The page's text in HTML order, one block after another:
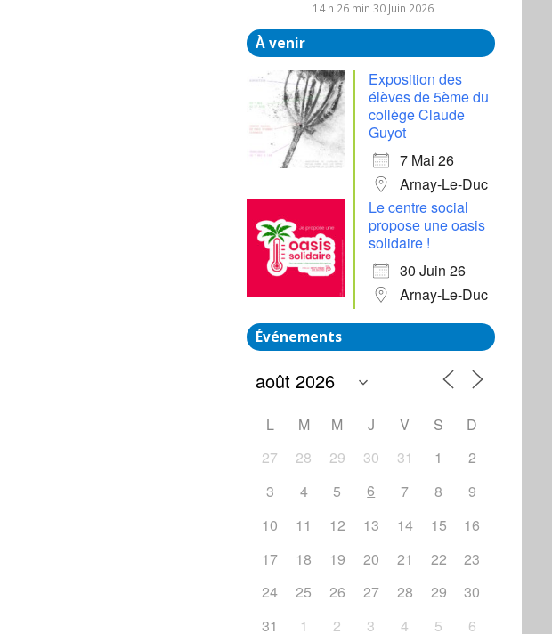
14 h 26 min 30 Juin 2026
À venir
Exposition des
élèves de 5ème du
collège Claude
Guyot
7 Mai 26
Arnay-Le-Duc
Le centre social
propose une oasis
solidaire !
30 Juin 26
Arnay-Le-Duc
Événements
L M M J V S
D
27
28 29 30 31 1
2
3
4 5 6 7 8
9
10
11 12 13 14 15
16
17
18 19 20 21 22
23
24
25 26 27 28 29
30
31
1 2 3 4 5 6